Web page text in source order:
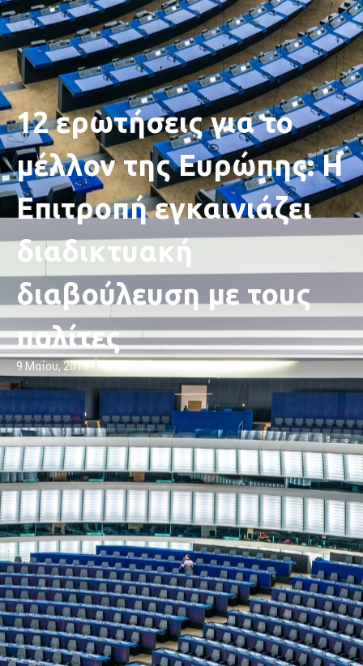
12 ερωτήσεις για το
μέλλον της Ευρώπης: Η
Επιτροπή εγκαινιάζει
διαδικτυακή
διαβούλευση με τους
πολίτες
9 Μαΐου, 2018